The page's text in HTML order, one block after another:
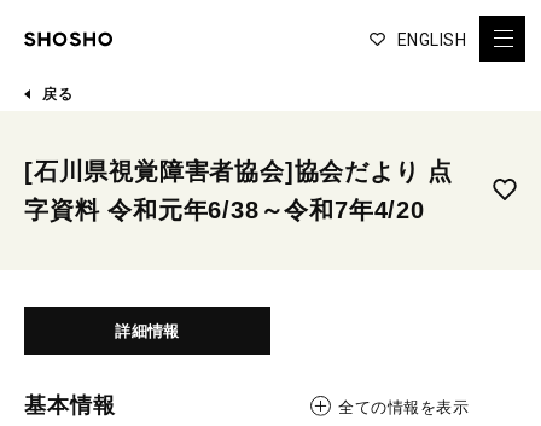
ENGLISH
戻る
[石川県視覚障害者協会]協会だより 点
字資料 令和元年6/38～令和7年4/20
詳細情報
基本情報 全ての情報を表示